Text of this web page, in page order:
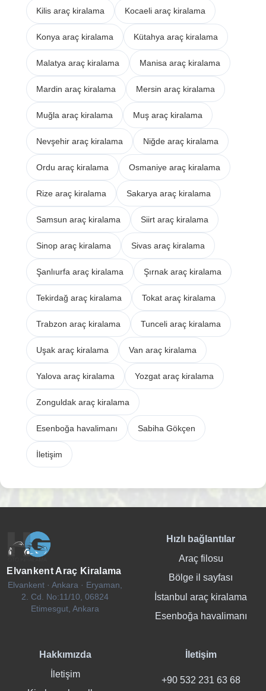
Kilis araç kiralama Kocaeli araç kiralama
Konya araç kiralama Kütahya araç kiralama
Malatya araç kiralama Manisa araç kiralama
Mardin araç kiralama Mersin araç kiralama
Muğla araç kiralama Muş araç kiralama
Nevşehir araç kiralama Niğde araç kiralama
Ordu araç kiralama Osmaniye araç kiralama
Rize araç kiralama Sakarya araç kiralama
Samsun araç kiralama Siirt araç kiralama
Sinop araç kiralama Sivas araç kiralama
Şanlıurfa araç kiralama Şırnak araç kiralama
Tekirdağ araç kiralama Tokat araç kiralama
Trabzon araç kiralama Tunceli araç kiralama
Uşak araç kiralama Van araç kiralama
Yalova araç kiralama Yozgat araç kiralama
Zonguldak araç kiralama
Esenboğa havalimanı Sabiha Gökçen
İletişim
Elvankent Araç Kiralama
Elvankent · Ankara · Eryaman,
2. Cd. No:11/10, 06824
Etimesgut, Ankara
Hızlı bağlantılar
Araç filosu
Bölge il sayfası
İstanbul araç kiralama
Esenboğa havalimanı
Hakkımızda
İletişim
İletişim
+90 532 231 63 68